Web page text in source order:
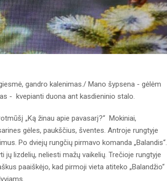
gandro kalenimas./ Mano šypsena - gėlėm
- kvepianti duona ant kasdieninio stalo.
„Ką žinau apie pavasarį?“ Mokiniai,
gėles, paukščius, šventes. Antroje rungtyje
Po dviejų rungčių pirmavo komanda „Balandis“.
lizdelių, neliesti mažų vaikelių. Trečioje rungtyje
paaiškėjo, kad pirmoji vieta atiteko „Balandžio“